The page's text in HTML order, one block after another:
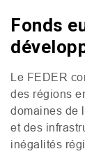
Fonds
Le FEDER
des régions
domaines de
et des
inégalités